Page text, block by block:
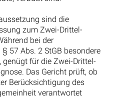
sind die
zum Zwei-Drittel-
bei der
57 Abs. 2 StGB besondere
für die Zwei-Drittel-
Das Gericht prüft, ob
Berücksichtigung des
verantwortet